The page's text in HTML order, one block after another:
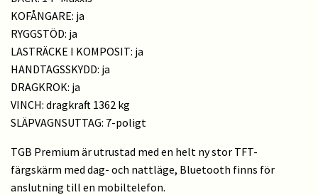
KOFÅNGARE: ja
RYGGSTÖD: ja
LASTRÄCKE I KOMPOSIT: ja
HANDTAGSSKYDD: ja
DRAGKROK: ja
VINCH: dragkraft 1362 kg
SLÄPVAGNSUTTAG: 7-poligt
TGB Premium är utrustad med en helt ny stor TFT-
färgskärm med dag- och nattläge, Bluetooth finns för
anslutning till en mobiltelefon.